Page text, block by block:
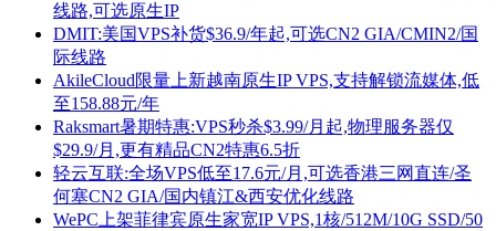
线路,可选原生IP
DMIT:美国VPS补货$36.9/年起,可选CN2 GIA/CMIN2/国
际线路
AkileCloud限量上新越南原生IP VPS,支持解锁流媒体,低
至158.88元/年
Raksmart暑期特惠:VPS秒杀$3.99/月起,物理服务器仅
$29.9/月,更有精品CN2特惠6.5折
轻云互联:全场VPS低至17.6元/月,可选香港三网直连/圣
何塞CN2 GIA/国内镇江&西安优化线路
WePC上架菲律宾原生家宽IP VPS,1核/512M/10G SSD/50